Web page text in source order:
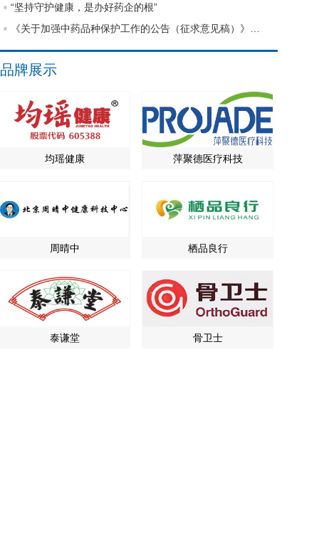
“坚持守护健康，是办好药企的根”
品牌展示
均瑶健康 萍聚德医疗科技
周晴中 栖品良行
泰谦堂 骨卫士